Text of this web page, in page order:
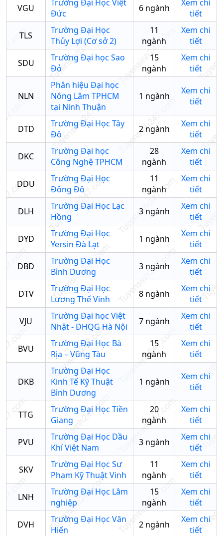
VGU
Trường Đại Học Việt
Đức
6ngành
Xem chi
tiết
TLS
Trường Đại Học
Thủy Lợi (Cơ sở 2)
11
ngành
Xem chi
tiết
SDU
Trường Đại học Sao
Đỏ
15
ngành
Xem chi
tiết
NLN
Phân hiệu Đại học
Nông Lâm TPHCM
tại Ninh Thuận
1 ngành
Xem chi
tiết
DTD
Trường Đại Học Tây
Đô
2ngành
Xem chi
tiết
DKC
Trường Đại học
Công Nghệ TPHCM
28
ngành
Xem chi
tiết
DDU
Trường Đại Học
Đông Đô
11
ngành
Xem chi
tiết
DLH
Trường Đại Học Lạc
Hồng
3ngành
Xem chi
tiết
DYD
Trường Đại Học
Yersin Đà Lạt
1 ngành
Xem chi
tiết
DBD
Trường Đại Học
Bình Dương
3ngành
Xem chi
tiết
DTV
Trường Đại Học
Lương Thế Vinh
8ngành
Xem chi
tiết
VJU
Trường Đại học Việt
Nhật - ĐHQG Hà Nội
7ngành
Xem chi
tiết
BVU
Trường Đại Học Bà
Rịa – Vũng Tàu
15
ngành
Xem chi
tiết
DKB
Trường Đại Học
Kinh Tế Kỹ Thuật
Bình Dương
1 ngành
Xem chi
tiết
TTG
Trường Đại Học Tiền
Giang
20
ngành
Xem chi
tiết
PVU
Trường Đại Học Dầu
Khí Việt Nam
3ngành
Xem chi
tiết
SKV
Trường Đại Học Sư
Phạm Kỹ Thuật Vinh
11
ngành
Xem chi
tiết
LNH
Trường Đại Học Lâm
nghiệp
15
ngành
Xem chi
tiết
DVH
Trường Đại Học Văn
Hiến
2ngành
Xem chi
tiết